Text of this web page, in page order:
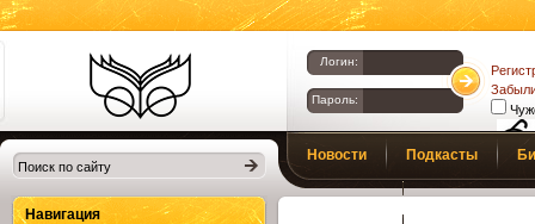
Библиотеки
Клина. Клинская
ЦБС.
Логин:
Пароль:
Новости Подкасты
Навигация